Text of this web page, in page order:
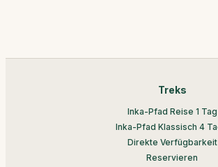
Treks
Inka-Pfad Reise 1 Tag
Inka-Pfad Klassisch 4
Direkte Verfügbarkeit
Reservieren